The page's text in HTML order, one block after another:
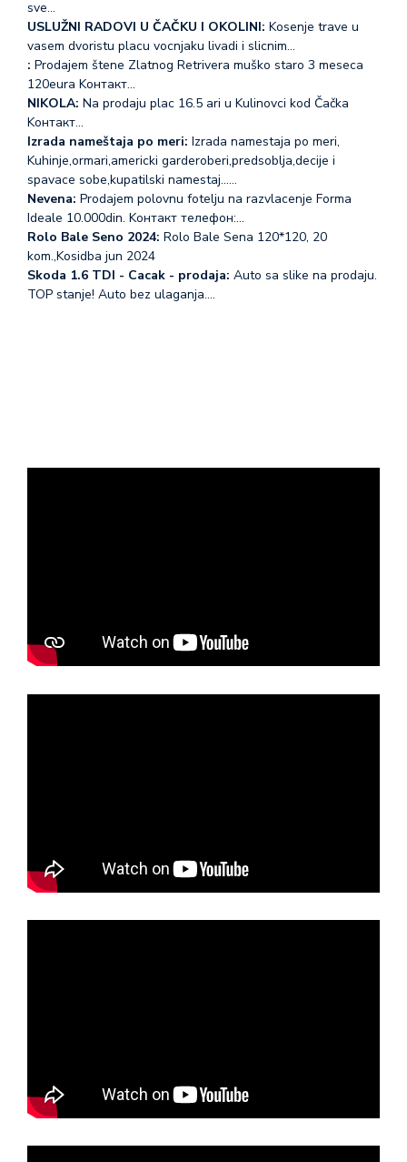
sve…
USLUŽNI RADOVI U ČAČKU I OKOLINI: Kosenje trave u
vasem dvoristu placu vocnjaku livadi i slicnim…
: Prodajem štene Zlatnog Retrivera muško staro 3 meseca
120eura Koнтакт…
NIKOLA: Na prodaju plac 16.5 ari u Kulinovci kod Čačka
Koнтакт…
Izrada nameštaja po meri: Izrada namestaja po meri,
Kuhinje,ormari,americki garderoberi,predsoblja,decije i
spavace sobe,kupatilski namestaj...…
Nevena: Prodajem polovnu fotelju na razvlacenje Forma
Ideale 10.000din. Koнтакт телефон:…
Rolo Bale Seno 2024: Rolo Bale Sena 120*120, 20
kom.,Kosidba jun 2024
Skoda 1.6 TDI - Cacak - prodaja: Auto sa slike na prodaju.
TOP stanje! Auto bez ulaganja.…